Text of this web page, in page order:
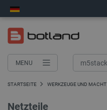
MENU
STARTSEITE WERKZEUGE UND MACHT
Netzteile